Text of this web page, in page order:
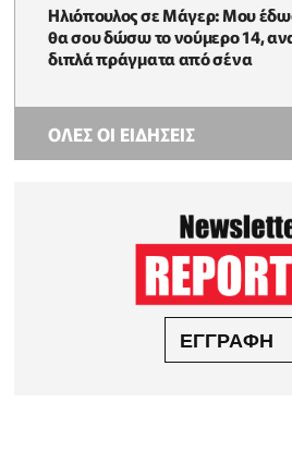
Ηλιόπουλος σε Μάγερ: Μου
θα σου δώσω το νούμερο 14,
διπλά πράγματα από σένα
ΟΛΕΣ ΟΙ ΕΙΔΗΣΕΙΣ
ΕΓΓΡΑΦΗ